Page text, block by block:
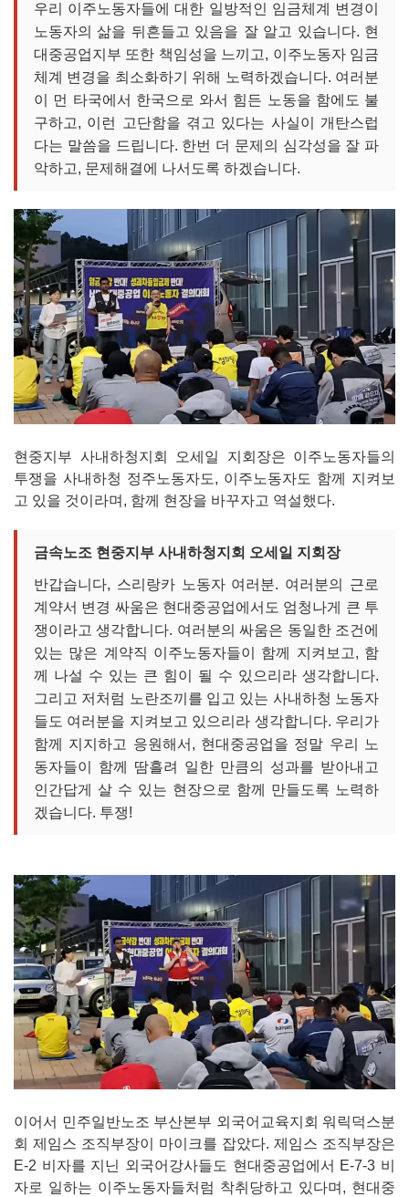
우리 이주노동자들에 대한 일방적인 임금체계 변경이
노동자의 삶을 뒤흔들고 있음을 잘 알고 있습니다. 현
대중공업지부 또한 책임성을 느끼고, 이주노동자 임금
체계 변경을 최소화하기 위해 노력하겠습니다. 여러분
이 먼 타국에서 한국으로 와서 힘든 노동을 함에도 불
구하고, 이런 고단함을 겪고 있다는 사실이 개탄스럽
다는 말씀을 드립니다. 한번 더 문제의 심각성을 잘 파
악하고, 문제해결에 나서도록 하겠습니다.
현중지부 사내하청지회 오세일 지회장은 이주노동자들의
투쟁을 사내하청 정주노동자도, 이주노동자도 함께 지켜보
고 있을 것이라며, 함께 현장을 바꾸자고 역설했다.
금속노조 현중지부 사내하청지회 오세일 지회장
반갑습니다, 스리랑카 노동자 여러분. 여러분의 근로
계약서 변경 싸움은 현대중공업에서도 엄청나게 큰 투
쟁이라고 생각합니다. 여러분의 싸움은 동일한 조건에
있는 많은 계약직 이주노동자들이 함께 지켜보고, 함
께 나설 수 있는 큰 힘이 될 수 있으리라 생각합니다.
그리고 저처럼 노란조끼를 입고 있는 사내하청 노동자
들도 여러분을 지켜보고 있으리라 생각합니다. 우리가
함께 지지하고 응원해서, 현대중공업을 정말 우리 노
동자들이 함께 땀흘려 일한 만큼의 성과를 받아내고
인간답게 살 수 있는 현장으로 함께 만들도록 노력하
겠습니다. 투쟁!
이어서 민주일반노조 부산본부 외국어교육지회 워릭덕스분
회 제임스 조직부장이 마이크를 잡았다. 제임스 조직부장은
E-2 비자를 지닌 외국어강사들도 현대중공업에서 E-7-3 비
자로 일하는 이주노동자들처럼 착취당하고 있다며, 현대중